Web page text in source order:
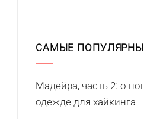
САМЫЕ
Мадейра, часть 2: о
одежде для хайкинга